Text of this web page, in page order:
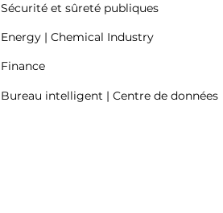
Sécurité et sûreté publiques
Energy | Chemical Industry
Finance
Bureau intelligent | Centre de données